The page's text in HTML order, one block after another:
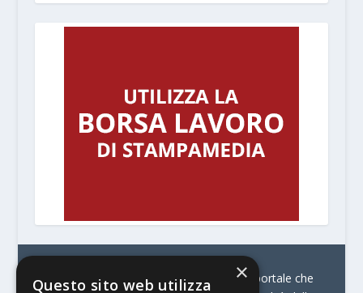
© Stratego Group –
stampamedia.net è il portale che
×
Questo sito web utilizza